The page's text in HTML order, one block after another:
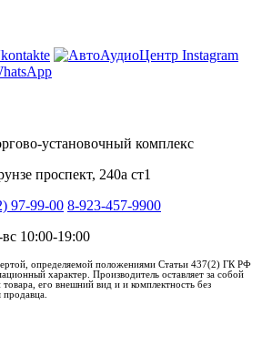
установочный комплекс
проспект, 240а ст1
97-99-00 8-923-457-9900
10:00-19:00
определяемой положениями Статьи 437(2) ГК РФ
характер. Производитель оставляет за собой
товара, его внешний вид и и комплектность без